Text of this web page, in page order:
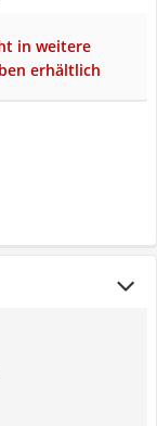
in weitere
erhältlich